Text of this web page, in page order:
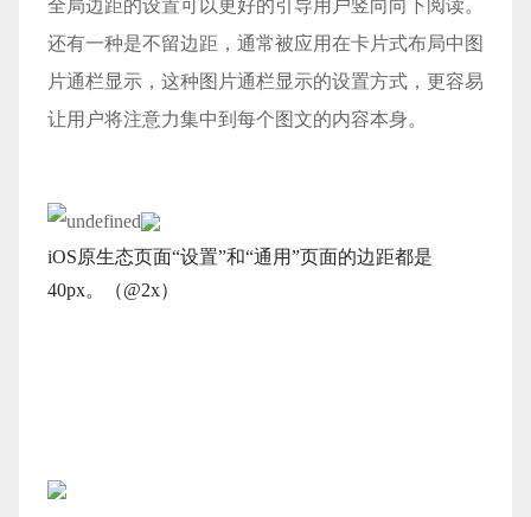
全局边距的设置可以更好的引导用户竖向向下阅读。
还有一种是不留边距，通常被应用在卡片式布局中图
片通栏显示，这种图片通栏显示的设置方式，更容易
让用户将注意力集中到每个图文的内容本身。
iOS原生态页面“设置”和“通用”页面的边距都是
40px。（@2x）